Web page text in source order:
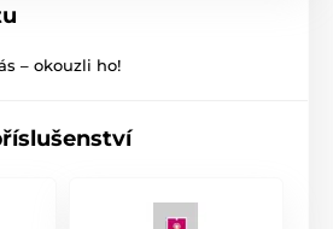
– okouzli ho!